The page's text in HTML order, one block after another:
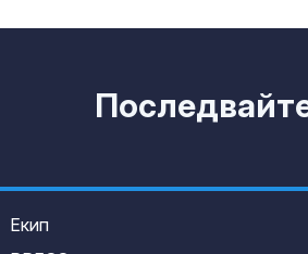
Екип